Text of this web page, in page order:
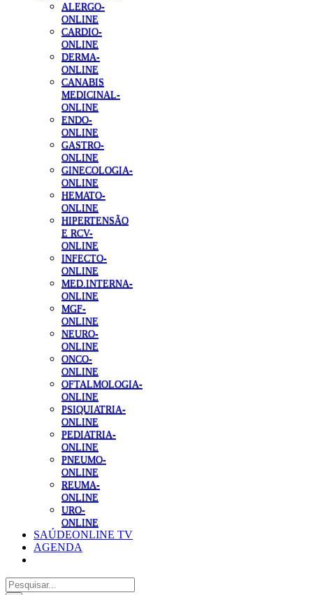
ALERGO-
ONLINE
CARDIO-
ONLINE
DERMA-
ONLINE
CANABIS
MEDICINAL-
ONLINE
ENDO-
ONLINE
GASTRO-
ONLINE
GINECOLOGIA-
ONLINE
HEMATO-
ONLINE
HIPERTENSÃO
E RCV-
ONLINE
INFECTO-
ONLINE
MED.INTERNA-
ONLINE
MGF-
ONLINE
NEURO-
ONLINE
ONCO-
ONLINE
OFTALMOLOGIA-
ONLINE
PSIQUIATRIA-
ONLINE
PEDIATRIA-
ONLINE
PNEUMO-
ONLINE
REUMA-
ONLINE
URO-
ONLINE
SAÚDEONLINE TV
AGENDA
Pesquisar